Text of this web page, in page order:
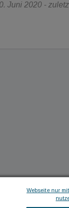
Juni 2020 -
Webseite nur